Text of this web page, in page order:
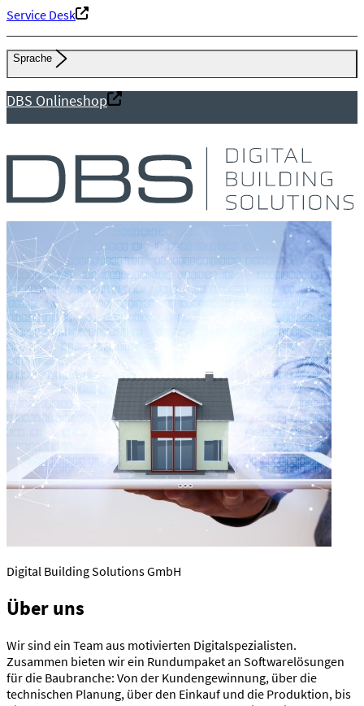
Service Desk
Sprache
DBS Onlineshop
Digital Building Solutions GmbH
Über uns
Wir sind ein Team aus motivierten Digitalspezialisten.
Zusammen bieten wir ein Rundumpaket an Softwarelösungen
für die Baubranche: Von der Kundengewinnung, über die
technischen Planung, über den Einkauf und die Produktion, bis